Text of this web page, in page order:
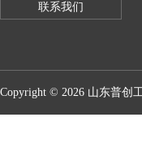
联系我们
Copyright © 2026 山东普创